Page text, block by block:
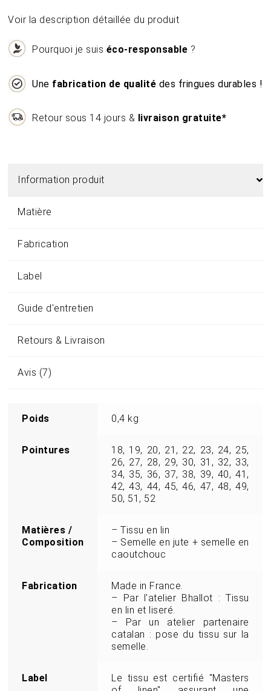
Voir la description détaillée du produit
Pourquoi je suis éco-responsable ?
Une fabrication de qualité des fringues durables !
Retour sous 14 jours & livraison gratuite*
Information produit
Matière
Fabrication
Label
Guide d'entretien
Retours & Livraison
Avis (7)
Poids 0,4 kg
Pointures
18, 19, 20, 21, 22, 23, 24, 25,
26, 27, 28, 29, 30, 31, 32, 33,
34, 35, 36, 37, 38, 39, 40, 41,
42, 43, 44, 45, 46, 47, 48, 49,
50, 51, 52
Matières /
Composition
– Tissu en lin
– Semelle en jute + semelle en
caoutchouc
Fabrication
Made in France.
– Par l'atelier Bhallot : Tissu
en lin et liseré.
– Par un atelier partenaire
catalan : pose du tissu sur la
semelle.
Label
Le tissu est certifié "Masters